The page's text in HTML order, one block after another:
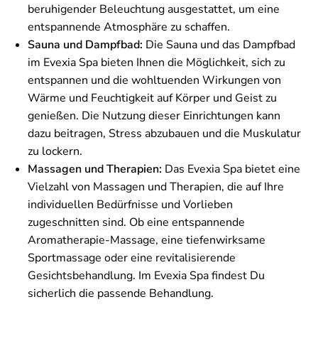
beruhigender Beleuchtung ausgestattet, um eine
entspannende Atmosphäre zu schaffen.
Sauna und Dampfbad: Die Sauna und das Dampfbad
im Evexia Spa bieten Ihnen die Möglichkeit, sich zu
entspannen und die wohltuenden Wirkungen von
Wärme und Feuchtigkeit auf Körper und Geist zu
genießen. Die Nutzung dieser Einrichtungen kann
dazu beitragen, Stress abzubauen und die Muskulatur
zu lockern.
Massagen und Therapien: Das Evexia Spa bietet eine
Vielzahl von Massagen und Therapien, die auf Ihre
individuellen Bedürfnisse und Vorlieben
zugeschnitten sind. Ob eine entspannende
Aromatherapie-Massage, eine tiefenwirksame
Sportmassage oder eine revitalisierende
Gesichtsbehandlung. Im Evexia Spa findest Du
sicherlich die passende Behandlung.